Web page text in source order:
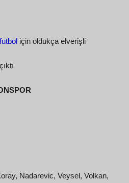
futbol için oldukça elverişli
Nadarevic, Veysel, Volkan,